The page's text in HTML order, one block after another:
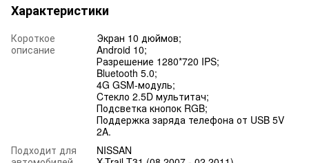
Характеристики
Короткое
описание
Экран 10 дюймов;
Android 10;
Разрешение 1280*720 IPS;
Bluetooth 5.0;
4G GSM-модуль;
Cтекло 2.5D мультитач;
Подсветка кнопок RGB;
Поддержка заряда телефона от USB 5V
2A.
Подходит для
NISSAN